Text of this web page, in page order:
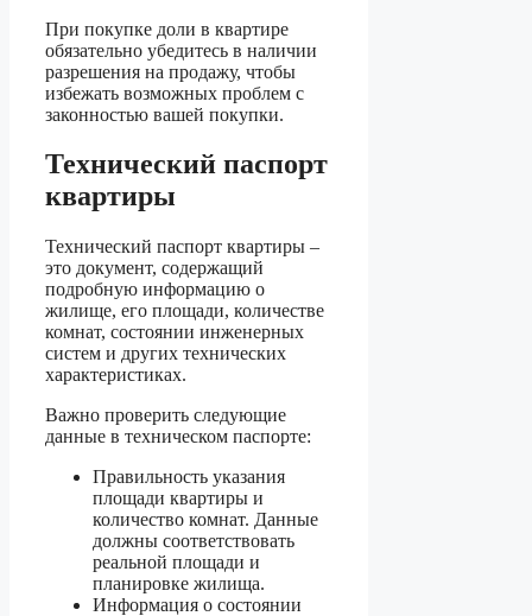
При покупке доли в квартире
обязательно убедитесь в наличии
разрешения на продажу, чтобы
избежать возможных проблем с
законностью вашей покупки.
Технический паспорт
квартиры
Технический паспорт квартиры –
это документ, содержащий
подробную информацию о
жилище, его площади, количестве
комнат, состоянии инженерных
систем и других технических
характеристиках.
Важно проверить следующие
данные в техническом паспорте:
Правильность указания
площади квартиры и
количество комнат. Данные
должны соответствовать
реальной площади и
планировке жилища.
Информация о состоянии